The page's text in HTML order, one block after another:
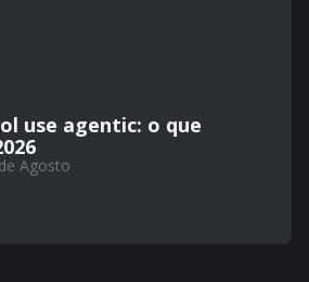
use agentic: o que
Agosto